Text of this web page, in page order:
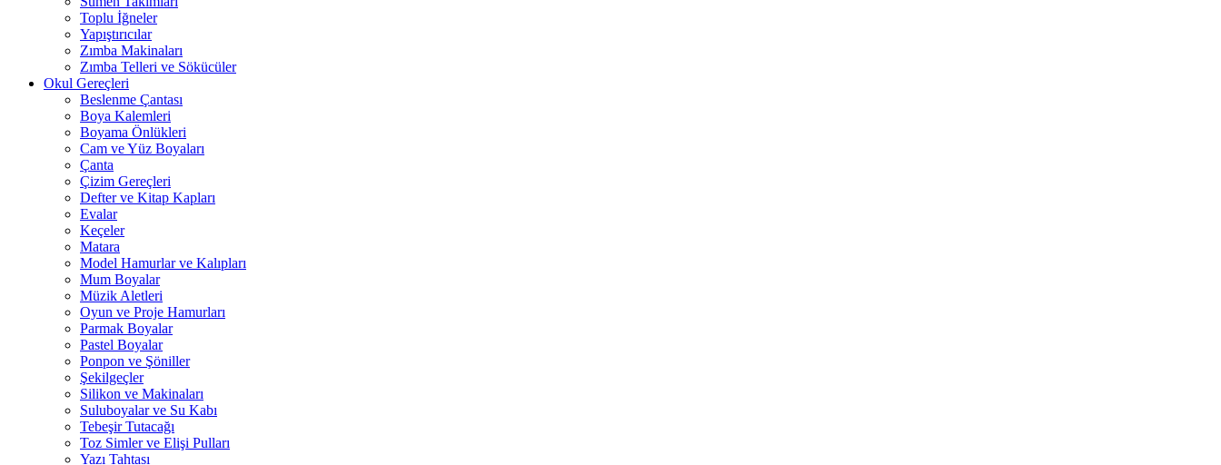
Toplu İğneler
Yapıştırıcılar
Zımba Makinaları
Zımba Telleri ve Sökücüler
Okul Gereçleri
Beslenme Çantası
Boya Kalemleri
Boyama Önlükleri
Cam ve Yüz Boyaları
Çanta
Çizim Gereçleri
Defter ve Kitap Kapları
Evalar
Keçeler
Matara
Model Hamurlar ve Kalıpları
Mum Boyalar
Müzik Aletleri
Oyun ve Proje Hamurları
Parmak Boyalar
Pastel Boyalar
Ponpon ve Şöniller
Şekilgeçler
Silikon ve Makinaları
Suluboyalar ve Su Kabı
Tebeşir Tutacağı
Toz Simler ve Elişi Pulları
Yazı Tahtası